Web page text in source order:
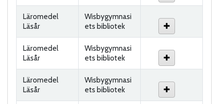
Läromedel
Läsår
Wisbygymnasi
ets bibliotek
Läromedel
Läsår
Wisbygymnasi
ets bibliotek
Läromedel
Läsår
Wisbygymnasi
ets bibliotek